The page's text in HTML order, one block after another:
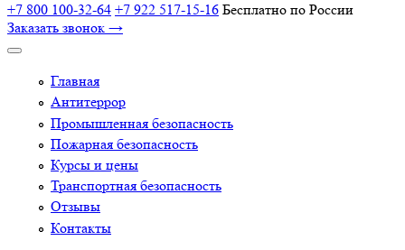
+7 800 100-32-64 +7 922 517-15-16 Бесплатно по России
Заказать звонок →
Главная
Антитеррор
Промышленная безопасность
Пожарная безопасность
Курсы и цены
Транспортная безопасность
Отзывы
Контакты